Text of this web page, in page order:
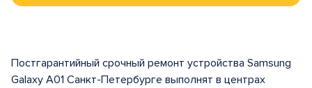
Постгарантийный срочный ремонт устройства Samsung
Galaxy A01 Санкт-Петербурге выполнят в центрах